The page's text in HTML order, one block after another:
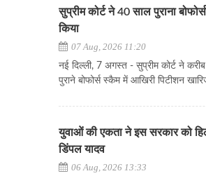
सुप्रीम कोर्ट ने 40 साल पुराना
किया
07 Aug, 2026 11:20
नई दिल्ली, 7 अगस्त - सुप्रीम कोर्ट ने
पुराने बोफोर्स स्कैम में आखिरी पिटीशन
युवाओं की एकता ने इस सरकार को
डिंपल यादव
06 Aug, 2026 13:33